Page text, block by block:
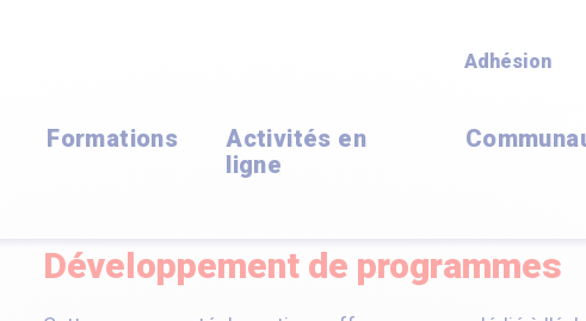
Adhésion
Formations
Activités en
ligne
Développement de programmes